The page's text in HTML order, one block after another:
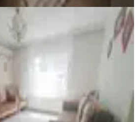
Emlak'tan Ank Keçiören
Mah De 3+1 Daire
Aktepe Mahallesi
₺